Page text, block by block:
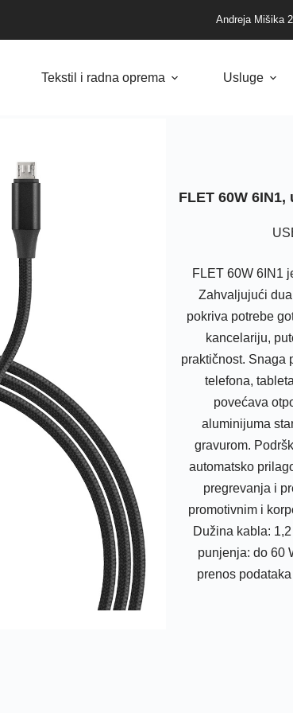
Andreja Mišika
Tekstil i radna oprema Usluge
FLET 60W
FLET 60W 6IN1
Zahvaljujući
pokriva potrebe
kancelariju,
praktičnost. Snaga
telefona,
povećava
aluminijuma
gravurom.
automatsko
pregrevanja i
promotivnim i
Dužina kabla:
punjenja: do 60
prenos